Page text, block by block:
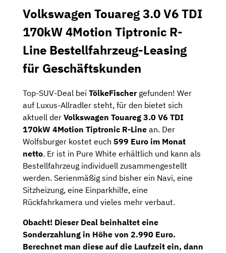
Volkswagen Touareg 3.0 V6 TDI
170kW 4Motion Tiptronic R-
Line Bestellfahrzeug-Leasing
für Geschäftskunden
Top-SUV-Deal bei TölkeFischer gefunden! Wer
auf Luxus-Allradler steht, für den bietet sich
aktuell der Volkswagen Touareg 3.0 V6 TDI
170kW 4Motion Tiptronic R-Line an. Der
Wolfsburger kostet euch 599 Euro im Monat
netto. Er ist in Pure White erhältlich und kann als
Bestellfahrzeug individuell zusammengestellt
werden. Serienmäßig sind bisher ein Navi, eine
Sitzheizung, eine Einparkhilfe, eine
Rückfahrkamera und vieles mehr verbaut.
Obacht! Dieser Deal beinhaltet eine
Sonderzahlung in Höhe von 2.990 Euro.
Berechnet man diese auf die Laufzeit ein, dann